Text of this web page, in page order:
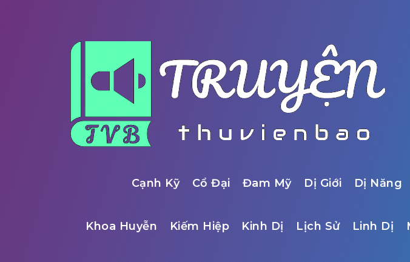
Cạnh Kỹ Cổ Đại Đam Mỹ Dị Giới Dị Năng
Khoa Huyễn Kiếm Hiệp Kinh Dị Lịch Sử Linh Dị